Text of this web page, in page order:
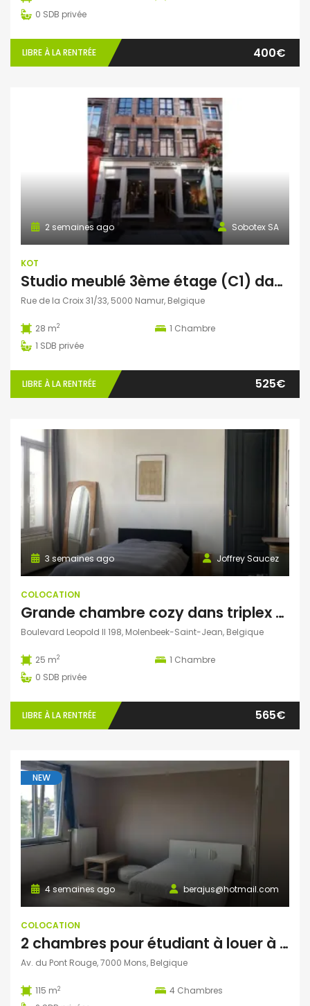
0 SDB privée
LIBRE À LA RENTRÉE 400€
Sobotex SA
2 semaines ago
KOT
Studio meublé 3ème étage (C1) dans le centre-ville de Namur
Rue de la Croix 31/33, 5000 Namur, Belgique
28 m2 1 Chambre
1 SDB privée
LIBRE À LA RENTRÉE 525€
Joffrey Saucez
3 semaines ago
COLOCATION
Grande chambre cozy dans triplex d’une maison de Maître typique de Bruxelles
Boulevard Leopold II 198, Molenbeek-Saint-Jean, Belgique
25 m2 1 Chambre
0 SDB privée
LIBRE À LA RENTRÉE 565€
NEW
berajus@hotmail.com
4 semaines ago
COLOCATION
2 chambres pour étudiant à louer à Mons
Av. du Pont Rouge, 7000 Mons, Belgique
115 m2 4 Chambres